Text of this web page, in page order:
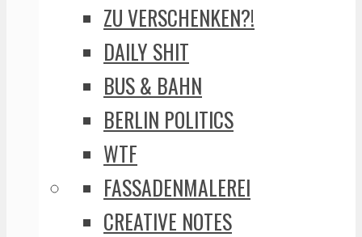
ZU VERSCHENKEN?!
DAILY SHIT
BUS & BAHN
BERLIN POLITICS
WTF
FASSADENMALEREI
CREATIVE NOTES